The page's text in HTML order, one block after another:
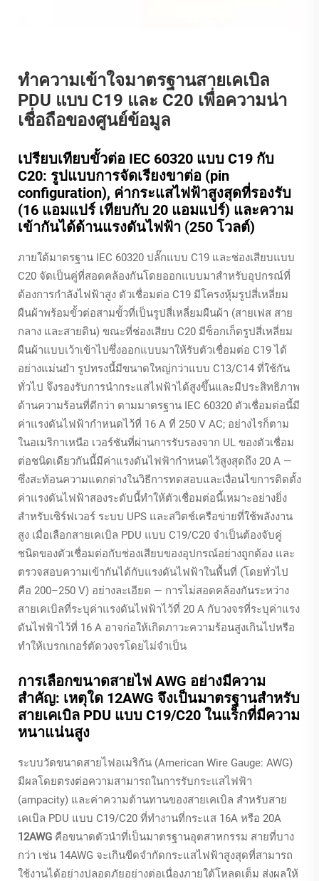
ทำความเข้าใจมาตรฐานสายเคเบิล
PDU แบบ C19 และ C20 เพื่อความน่า
เชื่อถือของศูนย์ข้อมูล
เปรียบเทียบขั้วต่อ IEC 60320 แบบ C19 กับ
C20: รูปแบบการจัดเรียงขาต่อ (pin
configuration), ค่ากระแสไฟฟ้าสูงสุดที่รองรับ
(16 แอมแปร์ เทียบกับ 20 แอมแปร์) และความ
เข้ากันได้ด้านแรงดันไฟฟ้า (250 โวลต์)
ภายใต้มาตรฐาน IEC 60320 ปลั๊กแบบ C19 และช่องเสียบแบบ
C20 จัดเป็นคู่ที่สอดคล้องกันโดยออกแบบมาสำหรับอุปกรณ์ที่
ต้องการกำลังไฟฟ้าสูง ตัวเชื่อมต่อ C19 มีโครงหุ้มรูปสี่เหลี่ยม
ผืนผ้าพร้อมขั้วต่อสามขั้วที่เป็นรูปสี่เหลี่ยมผืนผ้า (สายเฟส สาย
กลาง และสายดิน) ขณะที่ช่องเสียบ C20 มีซ็อกเก็ตรูปสี่เหลี่ยม
ผืนผ้าแบบเว้าเข้าไปซึ่งออกแบบมาให้รับตัวเชื่อมต่อ C19 ได้
อย่างแม่นยำ รูปทรงนี้มีขนาดใหญ่กว่าแบบ C13/C14 ที่ใช้กัน
ทั่วไป จึงรองรับการนำกระแสไฟฟ้าได้สูงขึ้นและมีประสิทธิภาพ
ด้านความร้อนที่ดีกว่า ตามมาตรฐาน IEC 60320 ตัวเชื่อมต่อนี้มี
ค่าแรงดันไฟฟ้ากำหนดไว้ที่ 16 A ที่ 250 V AC; อย่างไรก็ตาม
ในอเมริกาเหนือ เวอร์ชันที่ผ่านการรับรองจาก UL ของตัวเชื่อม
ต่อชนิดเดียวกันนี้มีค่าแรงดันไฟฟ้ากำหนดไว้สูงสุดถึง 20 A —
ซึ่งสะท้อนความแตกต่างในวิธีการทดสอบและเงื่อนไขการติดตั้ง
ค่าแรงดันไฟฟ้าสองระดับนี้ทำให้ตัวเชื่อมต่อนี้เหมาะอย่างยิ่ง
สำหรับเซิร์ฟเวอร์ ระบบ UPS และสวิตช์เครือข่ายที่ใช้พลังงาน
สูง เมื่อเลือกสายเคเบิล PDU แบบ C19/C20 จำเป็นต้องจับคู่
ชนิดของตัวเชื่อมต่อกับช่องเสียบของอุปกรณ์อย่างถูกต้อง และ
ตรวจสอบความเข้ากันได้กับแรงดันไฟฟ้าในพื้นที่ (โดยทั่วไป
คือ 200–250 V) อย่างละเอียด — การไม่สอดคล้องกันระหว่าง
สายเคเบิลที่ระบุค่าแรงดันไฟฟ้าไว้ที่ 20 A กับวงจรที่ระบุค่าแรง
ดันไฟฟ้าไว้ที่ 16 A อาจก่อให้เกิดภาวะความร้อนสูงเกินไปหรือ
ทำให้เบรกเกอร์ตัดวงจรโดยไม่จำเป็น
การเลือกขนาดสายไฟ AWG อย่างมีความ
สำคัญ: เหตุใด 12AWG จึงเป็นมาตรฐานสำหรับ
สายเคเบิล PDU แบบ C19/C20 ในแร็กที่มีความ
หนาแน่นสูง
ระบบวัดขนาดสายไฟอเมริกัน (American Wire Gauge: AWG)
มีผลโดยตรงต่อความสามารถในการรับกระแสไฟฟ้า
(ampacity) และค่าความต้านทานของสายเคเบิล สำหรับสาย
เคเบิล PDU แบบ C19/C20 ที่ทำงานที่กระแส 16A หรือ 20A
12AWG คือขนาดตัวนำที่เป็นมาตรฐานอุตสาหกรรม สายที่บาง
กว่า เช่น 14AWG จะเกินขีดจำกัดกระแสไฟฟ้าสูงสุดที่สามารถ
ใช้งานได้อย่างปลอดภัยอย่างต่อเนื่องภายใต้โหลดเต็ม ส่งผลให้